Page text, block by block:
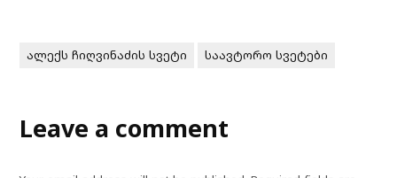
ალექს ჩიღვინაძის სვეტი საავტორო სვეტები
Leave a comment